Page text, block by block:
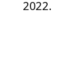
2022.